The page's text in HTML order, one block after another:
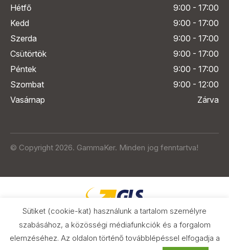
Hétfő
9:00 - 17:00
Kedd
9:00 - 17:00
Szerda
9:00 - 17:00
Csütörtök
9:00 - 17:00
Péntek
9:00 - 17:00
Szombat
9:00 - 12:00
Vasárnap
Zárva
© Copyright 2026. GammaKer. Minden jog fenntartva!
Árak és paraméterek összehasonlítása
Sütiket (cookie-kat) használunk a tartalom személyre
szabásához, a közösségi médiafunkciók és a forgalom
elemzéséhez. Az oldalon történő továbblépéssel elfogadja a